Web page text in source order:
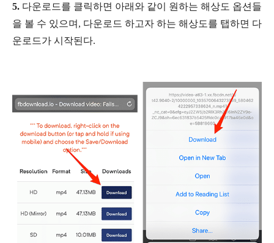
5. 다운로드를 클릭하면 아래와 같이 원하는 해상도 옵션들
을 볼 수 있으며, 다운로드 하고자 하는 해상도를 탭하면 다
운로드가 시작된다.